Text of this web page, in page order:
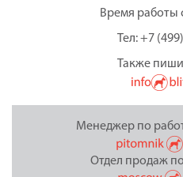
Время работы
Тел: +7
Также
Менеджер по
Отдел продаж